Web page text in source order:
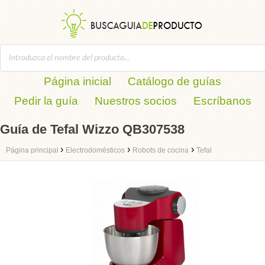
Página inicial
Catálogo de guías
Pedir la guía
Nuestros socios Escríbanos
Guía de Tefal Wizzo QB307538
Página principal › Electrodomésticos › Robots de cocina › Tefal